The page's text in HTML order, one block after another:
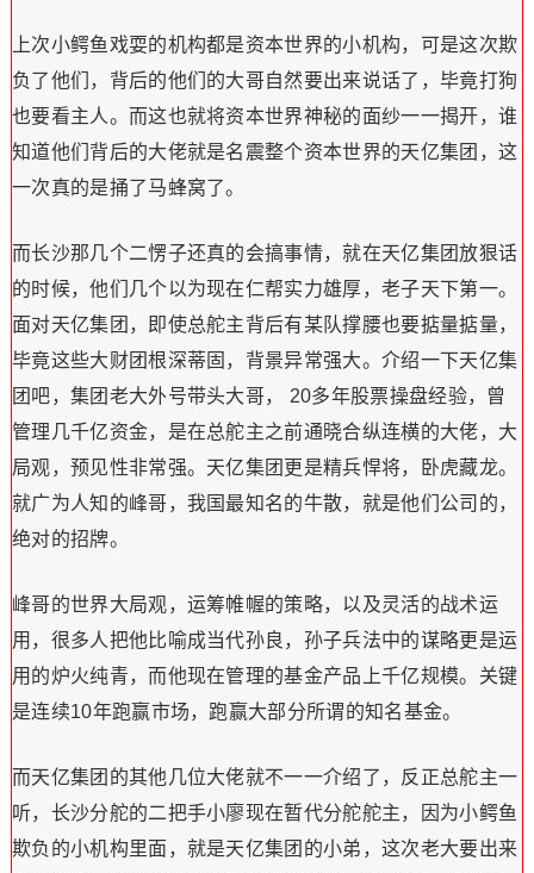
上次小鳄鱼戏耍的机构都是资本世界的小机构，可是这次欺
负了他们，背后的他们的大哥自然要出来说话了，毕竟打狗
也要看主人。而这也就将资本世界神秘的面纱一一揭开，谁
知道他们背后的大佬就是名震整个资本世界的天亿集团，这
一次真的是捅了马蜂窝了。
而长沙那几个二愣子还真的会搞事情，就在天亿集团放狠话
的时候，他们几个以为现在仁帮实力雄厚，老子天下第一。
面对天亿集团，即使总舵主背后有某队撑腰也要掂量掂量，
毕竟这些大财团根深蒂固，背景异常强大。介绍一下天亿集
团吧，集团老大外号带头大哥， 20多年股票操盘经验，曾
管理几千亿资金，是在总舵主之前通晓合纵连横的大佬，大
局观，预见性非常强。天亿集团更是精兵悍将，卧虎藏龙。
就广为人知的峰哥，我国最知名的牛散，就是他们公司的，
绝对的招牌。
峰哥的世界大局观，运筹帷幄的策略，以及灵活的战术运
用，很多人把他比喻成当代孙良，孙子兵法中的谋略更是运
用的炉火纯青，而他现在管理的基金产品上千亿规模。关键
是连续10年跑赢市场，跑赢大部分所谓的知名基金。
而天亿集团的其他几位大佬就不一一介绍了，反正总舵主一
听，长沙分舵的二把手小廖现在暂代分舵舵主，因为小鳄鱼
欺负的小机构里面，就是天亿集团的小弟，这次老大要出来